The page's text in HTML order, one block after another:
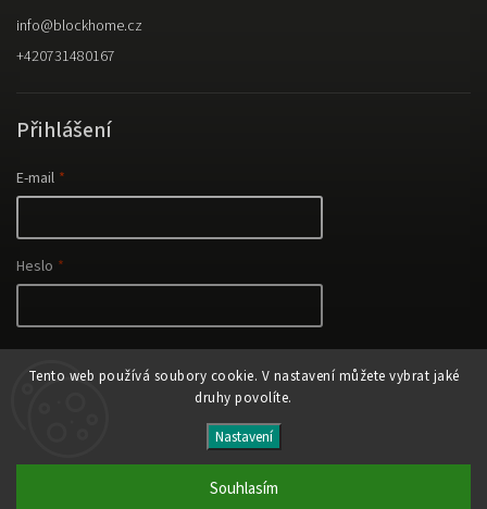
Tento web používá soubory cookie. V nastavení můžete vybrat jaké
druhy povolíte.
Nastavení
Souhlasím
info@blockhome.cz
+420731480167
Přihlášení
E-mail
Heslo
Přihlásit se
Zapomenuté heslo
eco-wine
Upravit nastavení cookies